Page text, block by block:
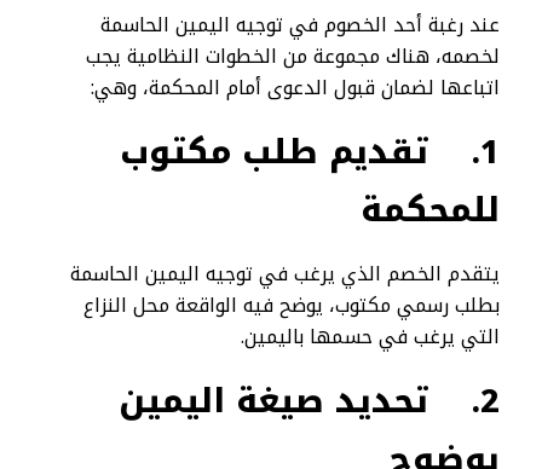
عند رغبة أحد الخصوم في توجيه اليمين الحاسمة
لخصمه، هناك مجموعة من الخطوات النظامية يجب
اتباعها لضمان قبول الدعوى أمام المحكمة، وهي:
1.
تقديم طلب مكتوب
للمحكمة
يتقدم الخصم الذي يرغب في توجيه اليمين الحاسمة
بطلب رسمي مكتوب، يوضح فيه الواقعة محل النزاع
التي يرغب في حسمها باليمين.
2.
تحديد صيغة اليمين